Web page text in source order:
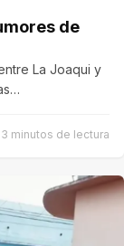
de
La Joaqui y
3 minutos de lectura